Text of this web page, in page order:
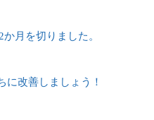
月を切りました。
に改善しましょう！